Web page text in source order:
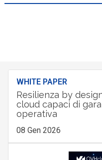
WHITE PAPER
Resilienza by
cloud capaci di
operativa
08 Gen 2026